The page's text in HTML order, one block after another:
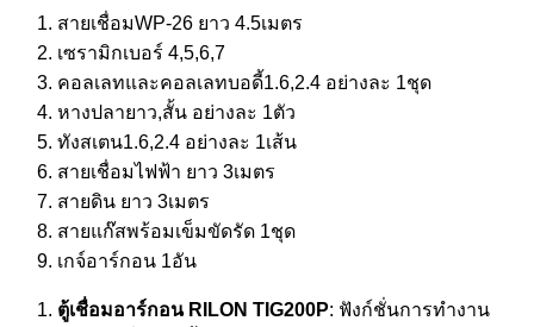
สายเชื่อมWP-26 ยาว 4.5เมตร
เซรามิกเบอร์ 4,5,6,7
คอลเลทและคอลเลทบอดี้1.6,2.4 อย่างละ 1ชุด
หางปลายาว,สั้น อย่างละ 1ตัว
ทังสเตน1.6,2.4 อย่างละ 1เส้น
สายเชื่อมไฟฟ้า ยาว 3เมตร
สายดิน ยาว 3เมตร
สายแก๊สพร้อมเข็มขัดรัด 1ชุด
เกจ์อาร์กอน 1อัน
ตู้เชื่อมอาร์กอน RILON TIG200P: ฟังก์ชั่นการทำงาน